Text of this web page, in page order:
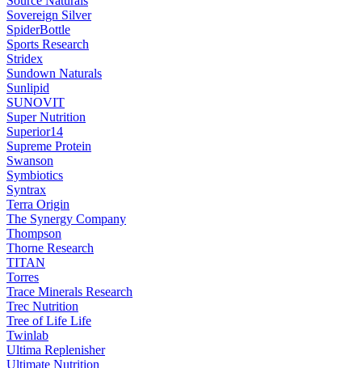
Sovereign Silver
SpiderBottle
Sports Research
Stridex
Sundown Naturals
Sunlipid
SUNOVIT
Super Nutrition
Superior14
Supreme Protein
Swanson
Symbiotics
Syntrax
Terra Origin
The Synergy Company
Thompson
Thorne Research
TITAN
Torres
Trace Minerals Research
Trec Nutrition
Tree of Life Life
Twinlab
Ultima Replenisher
Ultimate Nutrition